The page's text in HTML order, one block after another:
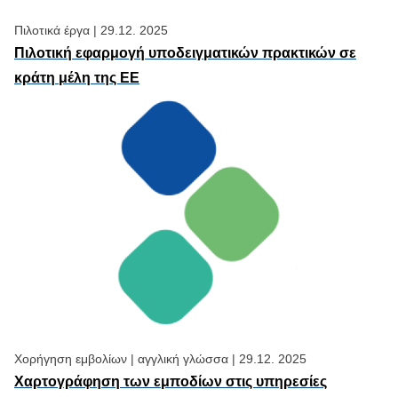
Πιλοτικά έργα | 29.12. 2025
Πιλοτική εφαρμογή υποδειγματικών πρακτικών σε
κράτη μέλη της ΕΕ
Χορήγηση εμβολίων | αγγλική γλώσσα | 29.12. 2025
Χαρτογράφηση των εμποδίων στις υπηρεσίες